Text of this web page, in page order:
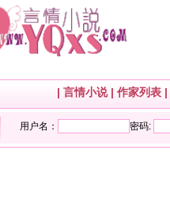
| 言情小说| 作家列表 |